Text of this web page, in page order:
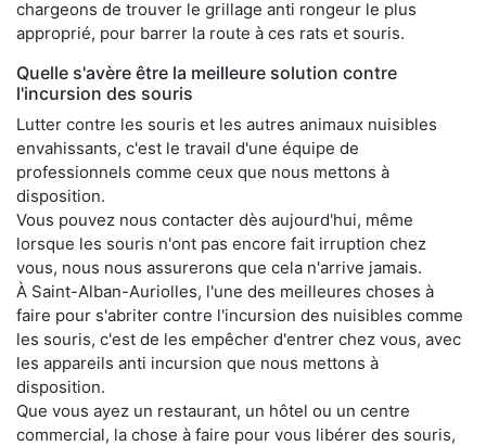
chargeons de trouver le grillage anti rongeur le plus
approprié, pour barrer la route à ces rats et souris.
Quelle s'avère être la meilleure solution contre
l'incursion des souris
Lutter contre les souris et les autres animaux nuisibles
envahissants, c'est le travail d'une équipe de
professionnels comme ceux que nous mettons à
disposition.
Vous pouvez nous contacter dès aujourd'hui, même
lorsque les souris n'ont pas encore fait irruption chez
vous, nous nous assurerons que cela n'arrive jamais.
À Saint-Alban-Auriolles, l'une des meilleures choses à
faire pour s'abriter contre l'incursion des nuisibles comme
les souris, c'est de les empêcher d'entrer chez vous, avec
les appareils anti incursion que nous mettons à
disposition.
Que vous ayez un restaurant, un hôtel ou un centre
commercial, la chose à faire pour vous libérer des souris,